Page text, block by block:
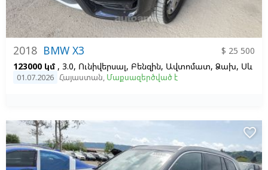
2018 BMW X3
$ 25 500
123000 կմ , 3.0, Ունիվերսալ, Բենզին, Ավտոմատ, Ձախ, Սև
01.07.2026 Հայաստան, Մաքսազերծված է
favorite_border